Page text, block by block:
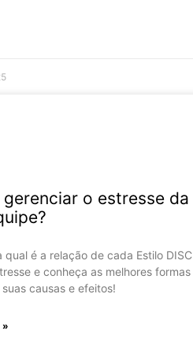
gerenciar o estresse da
qual é a relação de cada Estilo DISC
e conheça as melhores formas
causas e efeitos!
»